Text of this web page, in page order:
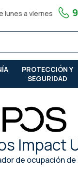
lunes a viernes
PROTECCIÓN Y
SEGURIDAD
Impact
de ocupación de